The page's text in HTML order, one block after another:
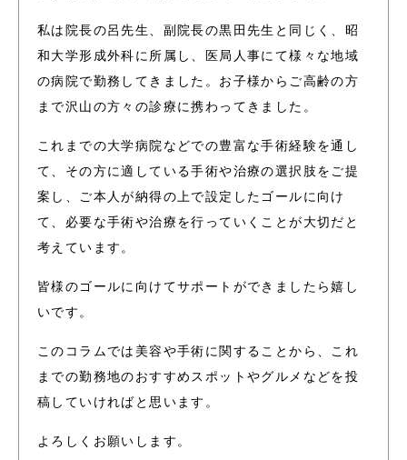
私は院長の呂先生、副院長の黒田先生と同じく、昭
和大学形成外科に所属し、医局人事にて様々な地域
の病院で勤務してきました。お子様からご高齢の方
まで沢山の方々の診療に携わってきました。
これまでの大学病院などでの豊富な手術経験を通し
て、その方に適している手術や治療の選択肢をご提
案し、ご本人が納得の上で設定したゴールに向け
て、必要な手術や治療を行っていくことが大切だと
考えています。
皆様のゴールに向けてサポートができましたら嬉し
いです。
このコラムでは美容や手術に関することから、これ
までの勤務地のおすすめスポットやグルメなどを投
稿していければと思います。
よろしくお願いします。